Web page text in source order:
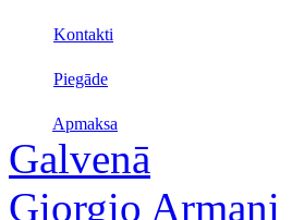
Kontakti
Piegāde
Apmaksa
Galvenā
Giorgio Armani